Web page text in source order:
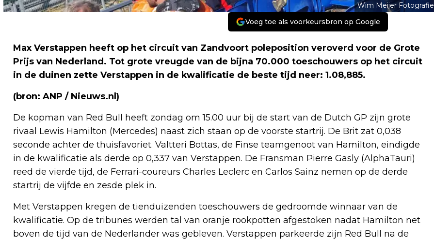
Wim Meijer Fotografie
Voeg toe als voorkeursbron op Google
Max Verstappen heeft op het circuit van Zandvoort poleposition veroverd voor de Grote
Prijs van Nederland. Tot grote vreugde van de bijna 70.000 toeschouwers op het circuit
in de duinen zette Verstappen in de kwalificatie de beste tijd neer: 1.08,885.
(bron: ANP / Nieuws.nl)
De kopman van Red Bull heeft zondag om 15.00 uur bij de start van de Dutch GP zijn grote
rivaal Lewis Hamilton (Mercedes) naast zich staan op de voorste startrij. De Brit zat 0,038
seconde achter de thuisfavoriet. Valtteri Bottas, de Finse teamgenoot van Hamilton, eindigde
in de kwalificatie als derde op 0,337 van Verstappen. De Fransman Pierre Gasly (AlphaTauri)
reed de vierde tijd, de Ferrari-coureurs Charles Leclerc en Carlos Sainz nemen op de derde
startrij de vijfde en zesde plek in.
Met Verstappen kregen de tienduizenden toeschouwers de gedroomde winnaar van de
kwalificatie. Op de tribunes werden tal van oranje rookpotten afgestoken nadat Hamilton net
boven de tijd van de Nederlander was gebleven. Verstappen parkeerde zijn Red Bull na de